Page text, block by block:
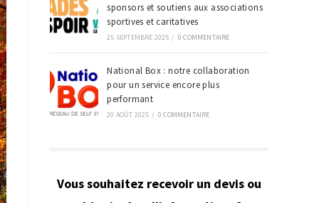
sponsors et soutiens aux associations
sportives et caritatives
25 SEPTEMBRE 2025 / 0 COMMENTAIRE
National Box : notre collaboration
pour un service encore plus
performant
20 AOÛT 2025 / 0 COMMENTAIRE
Vous souhaitez recevoir un devis ou